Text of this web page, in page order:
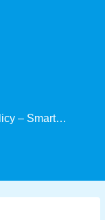
Privacy Policy – SmartCabinet